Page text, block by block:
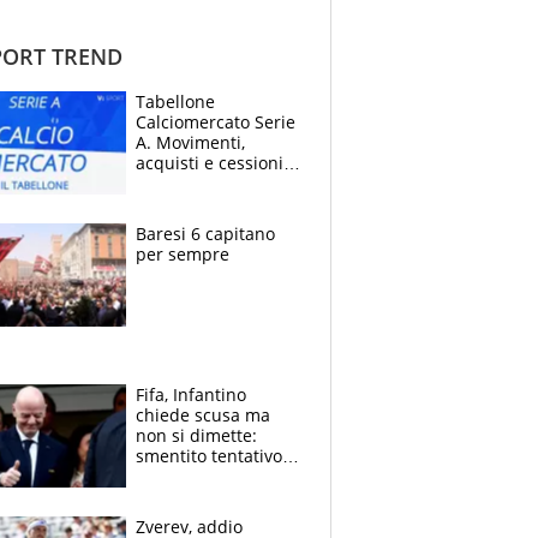
TREND
Tabellone
Calciomercato Serie
A. Movimenti,
acquisti e cessioni:
Baresi 6 capitano
per sempre
Fifa, Infantino
chiede scusa ma
non si dimette:
smentito tentativo di
Zverev, addio